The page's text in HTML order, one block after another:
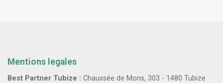
Mentions legales
Best Partner Tubize : Chaussée de Mons, 303 - 1480 Tubize